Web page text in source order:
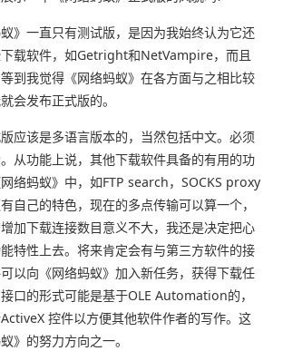
蚁》一直只有测试版，是因为我始终认为它还
载软件，如Getright和NetVampire，而且
到我觉得《网络蚂蚁》在各方面与之相比较
会发布正式版的。
该是多语言版本的，当然包括中文。必须
从功能上说，其他下载软件具备的有用的功
络蚂蚁》中，如FTP search，SOCKS proxy
自己的特色，现在的多点传输可以算一个，
加下载连接数目意义不大，我还是决定把心
特性上去。将来肯定会有与第三方软件的接
以向《网络蚂蚁》加入新任务，获得下载任
口的形式可能是基于OLE Automation的，
控件以方便其他软件作者的写作。这
》的努力方向之一。